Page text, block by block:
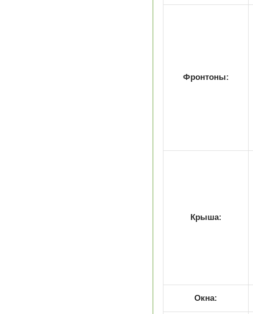
Фронтоны:
Крыша:
Окна: